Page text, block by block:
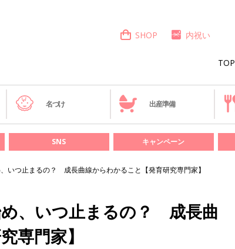
TOP
SHOP 内祝い
名づけ 出産準備
SNS キャンペーン
いつ止まるの？ 成長曲線からわかること【発育研究専門家】
、いつ止まるの？ 成長曲
専門家】